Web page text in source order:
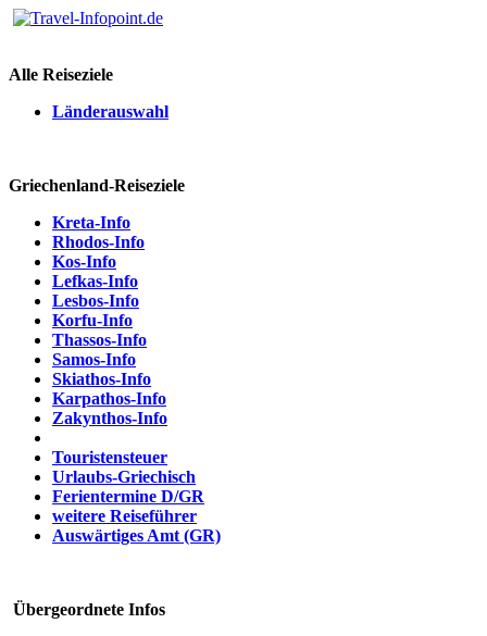
Alle Reiseziele
Länderauswahl
Griechenland-Reiseziele
Kreta-Info
Rhodos-Info
Kos-Info
Lefkas-Info
Lesbos-Info
Korfu-Info
Thassos-Info
Samos-Info
Skiathos-Info
Karpathos-Info
Zakynthos-Info
Touristensteuer
Urlaubs-Griechisch
Ferientermine D/GR
weitere Reiseführer
Auswärtiges Amt (GR)
Übergeordnete Infos